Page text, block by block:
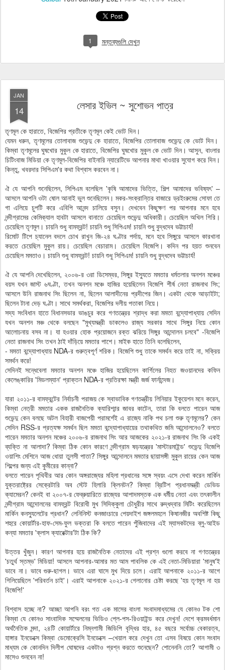
1 মন্তব্যগুলি দেখুন
JAN
14 লেসার ইভিল ~ সুশোভন পাত্র
তৃণমূল কে হারাতে, বিজেপির প্রতীকে তৃণমূল কেই ভোট দিন।
যেমন ধরুন, তৃণমূলের তোলাবাজ শুভেন্দু কে হারাতে, বিজেপির তোলাবাজ শুভেন্দু কে ভোট দিন।
কিম্বা তৃণমূলের ঘুষখোর মুকুল কে হারাতে, বিজেপির ঘুষখোর মুকুল কে ভোট দিন। আসুন, বাংলার
চিটিংবাজ মিডিয়া কে তৃণমূল-বিজেপির বাইনারি ন্যারেটিভে আপনার মাথা খাওয়ার সুযোগ করে দিন।
কিন্তু, খবরদার সিপিএম'র কথা বিশ্বাস করবেন না।
ঐ যে আপনি শুনেছিলেন, সিপিএম বলেছিল 'কৃষি আমাদের ভিত্তি, শিল্প আমাদের ভবিষ্যৎ' –
আসলে আপনি ওটা ষোল আনাই ভুল শুনেছিলেন। মকর-সংক্রান্তির বাজারে ড্রইংরুমের সোফা তে
গা এলিয়ে চুপটি করে এবিপি আনন্দ চালিয়ে বসুন। দেখবেন কিছুক্ষণ পর আপনার মনে হবে
নন্দীগ্রামের কেমিক্যাল হাবটা আসলে বানাতে চেয়েছিল শুভেন্দু অধিকারী। চেয়েছিল অখিল গিরি।
চেয়েছিল তৃণমূল। চায়নি শুধু বামফ্রন্ট! চায়নি শুধু সিপিএম! চায়নি শুধু বুদ্ধদেব ভট্টাচার্য!
রিমোট টিপে চ্যানেল বদলে চোখ রাখুন জি-২৪ ঘণ্টার পর্দায়, মনে হবে সিঙ্গুরে আসলে কারখানা
করতে চেয়েছিল মুকুল রায়। চেয়েছিল বেচারাম। চেয়েছিল বিজেপি। কদিন পর হয়ত শুনবেন
চেয়েছিল মমতাও। চায়নি শুধু বামফ্রন্ট! চায়নি শুধু সিপিএম! চায়নি শুধু বুদ্ধদেব ভট্টাচার্য!
ঐ যে আপনি দেখেছিলেন, ২০০৬-র ৩রা ডিসেম্বর, সিঙ্গুর ইস্যুতে মমতার ধর্মতলার অনশন মঞ্চের
বয়স যখন জাস্ট ৬ঘণ্টা, তখন অনশন মঞ্চে হাজির হয়েছিলেন বিজেপি শীর্ষ নেতা রাজনাথ সিং;
আসলে উনি রাজনাথ সিং ছিলেন না, ছিলেন আলাদীনের প্রদীপের জিন। একটা থেকে আড়াইটা;
ছিলেন টানা দেড় ঘণ্টা। সাথে সমর্থকরা, বিজেপির দলীয় পতাকা নিয়ে।
সদ্য সংবিধান হাতে বিধানসভার ভাঙচুর করে গণতন্ত্রের শ্রাদ্ধ করা মমতা বন্দ্যোপাধ্যায় সেদিন
যখন অনশন মঞ্চ থেকে বলছেন "মুখ্যমন্ত্রী ডাকলেও রাজ্য সরকার সাথে সিঙ্গুর নিয়ে কোন
আলোচনায় বসব না। যা হওয়ার হোক প্রয়োজনে রক্ত ঝরিয়ে সিঙ্গুর আন্দোলন চলবে" -বিজেপি
নেতা রাজনাথ সিং তখন ঠাই দাঁড়িয়ে মমতার পাশে। মাইক হাতে তিনি বলেছিলেন,
- মমতা বন্দ্যোপাধ্যায় NDA-র গুরুত্বপূর্ণ শরিক। বিজেপি শুধু তাকে সমর্থন করে তাই না, সক্রিয়
সমর্থন করে!
সেদিনই সন্ধেবেলা মমতার অনশন মঞ্চে হাজির হয়েছিলেন কার্গিলের নিহত জওয়ানদের কফিন
কেলেঙ্কারির 'মিডলম্যান' প্রাক্তন NDA-র প্রতিরক্ষা মন্ত্রী জর্জ ফার্নান্দেজ।
যারা ২০১১-র বামফ্রন্টের নির্বাচনী পরাজয় কে স্বাভাবিক গণতন্ত্রীয় লিনিয়ার ইকুয়েশন মনে করেন,
কিম্বা নেত্রী মমতার একক রাজনৈতিক ক্যারিশ্মার জাবর কাটেন, তারা কি বলতে পারেন আজ
শুভেন্দু কেন বলছে অটল বিহারী বাজপেয়ী পরামর্শেই এ রাজ্যে নাকি পথ চলা শুরু তৃণমূলের? কেন
সেদিন RSS-র প্রত্যক্ষ সমর্থন ছিল মমতা বন্দ্যোপাধ্যায়ের তথাকথিত জমি আন্দোলনেও? বলতে
পারেন মমতার অনশন মঞ্চের ২০০৬-র রাজনাথ সিং আর আজকের ২০২১-র রাজনাথ সিং কি একই
ব্যক্তি না আলাদা? কিম্বা ঠিক কোন কারণে নন্দীগ্রাম ষড়যন্ত্রের 'মাস্টারমাইন্ড' শুভেন্দু বিজেপি
ওয়াশিং মেশিনে আজ ধোয়া তুলসী পাতা? সিঙ্গুর আন্দোলনে মমতার ছায়াসঙ্গী মুকুল রায়ের কেন আজ
শিল্পের জন্য এই কুমীরের কান্না?
বলতে পারেন পৃথিবীর আর কোন অঙ্গরাজ্যের মহিলা প্রধানের সঙ্গে স্বয়ং এসে দেখা করেন মার্কিন
যুক্তরাষ্ট্রের সেক্রেটারি অব স্টেট হিলারি ক্লিনটন? কিম্বা ব্রিটিশ প্রধানমন্ত্রী ডেভিড
ক্যামেরন? কেনই বা ২০০৭-র ফেব্রুয়ারিতে রাজ্যের আপাদমস্তক এক ধর্মীয় নেতা এবং তৎকালীন
নন্দীগ্রাম আন্দোলনের বামফ্রন্ট বিরোধী মুখ সিদিক্কুলা চৌধুরীর সাথে রুদ্ধদ্বার মিটিং করেছিলেন
মার্কিন কনস্যুলেটের প্রধান? লেনিনিস্ট কনজাংচারে পেয়দাইশ জঙ্গলমহলে কিষানজীর অবশিষ্ট কিছু
শহুরে কোয়ার্টার-হাফ-সেম-ফুল ভক্তরা কি বলতে পারেন পুঁজিবাদের এই ম্যাসকটদের ব্লু-আইড
কন্যা মমতার 'ক্লাস ক্যারেক্টার'টা ঠিক কি?
উত্তর খুঁজুন। কারণ আপনার হয়ে রাজনৈতিক নেতাদের এই প্রশ্ন গুলো করবে না গণতন্ত্রের
'চতুর্থ স্তম্ভ' মিডিয়া! আসলে আপনার-আমার মত আম পাবলিক কে এই নেতা-মিডিয়ারা 'মানুষ'ই
ভাবে না। ভাবে গুরু-ছাগল। ভাবে এরা ঘাসে মুখ দিয়ে চলে। এরাই আপনাকে ২০১১-র আগে
গিলিয়েছিলে 'পরিবর্তন চাই'। এরাই আপনাকে ২০২১-র গেলানোর চেষ্টা করছে 'হয় তৃণমূল না হয়
বিজেপি!'
বিশ্বাস হচ্ছে না? আচ্ছা আপনি বরং গত এক মাসের বাংলা সংবাদমাধ্যমের যে কোনও টক শো
কিম্বা যে কোনও সাংবাদিক সম্মেলনের ভিডিও প্লে-পস-রিওয়াইন্ড করে দেখুন! দেশে ক্রমবর্ধমান
অর্থনৈতিক মন্দা, ২৪টি কোয়ার্টারে নিম্নগামী জিডিপি বৃদ্ধির হার, ৪৫ বছরে সর্বোচ্চ বেকারত্ব,
হাঙ্গার ইনডেক্সে কিম্বা ডেমোক্রেসি ইনডেক্সে –খেয়াল করে দেখুন তো এসব বিষয়ে কোন সংবাদ
মাধ্যম কে কোনদিন দিলীপ ঘোষদের একটাও প্রশ্ন করতে শুনেছেন? শোনেননি তো? আগামী ৩
মাসেও শুনবেন না!